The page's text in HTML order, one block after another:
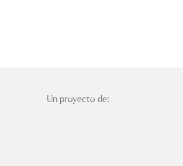
Un proyecto de: